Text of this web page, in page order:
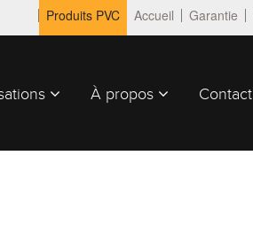
Produits PVC Accueil Garantie
À propos Contact